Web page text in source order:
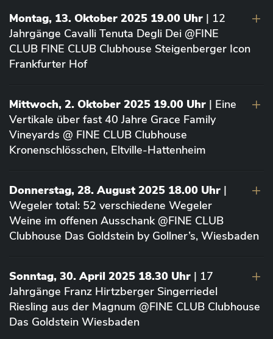
Montag, 13. Oktober 2025 19.00 Uhr | 12
Jahrgänge Cavalli Tenuta Degli Dei @FINE
CLUB FINE CLUB Clubhouse Steigenberger Icon
Frankfurter Hof
Mittwoch, 2. Oktober 2025 19.00 Uhr | Eine
Vertikale über fast 40 Jahre Grace Family
Vineyards @ FINE CLUB Clubhouse
Kronenschlösschen, Eltville-Hattenheim
Donnerstag, 28. August 2025 18.00 Uhr |
Wegeler total: 52 verschiedene Wegeler
Weine im offenen Ausschank @FINE CLUB
Clubhouse Das Goldstein by Gollner’s, Wiesbaden
Sonntag, 30. April 2025 18.30 Uhr | 17
Jahrgänge Franz Hirtzberger Singerriedel
Riesling aus der Magnum @FINE CLUB Clubhouse
Das Goldstein Wiesbaden